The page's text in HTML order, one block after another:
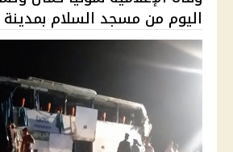
اليوم من مسجد السلام